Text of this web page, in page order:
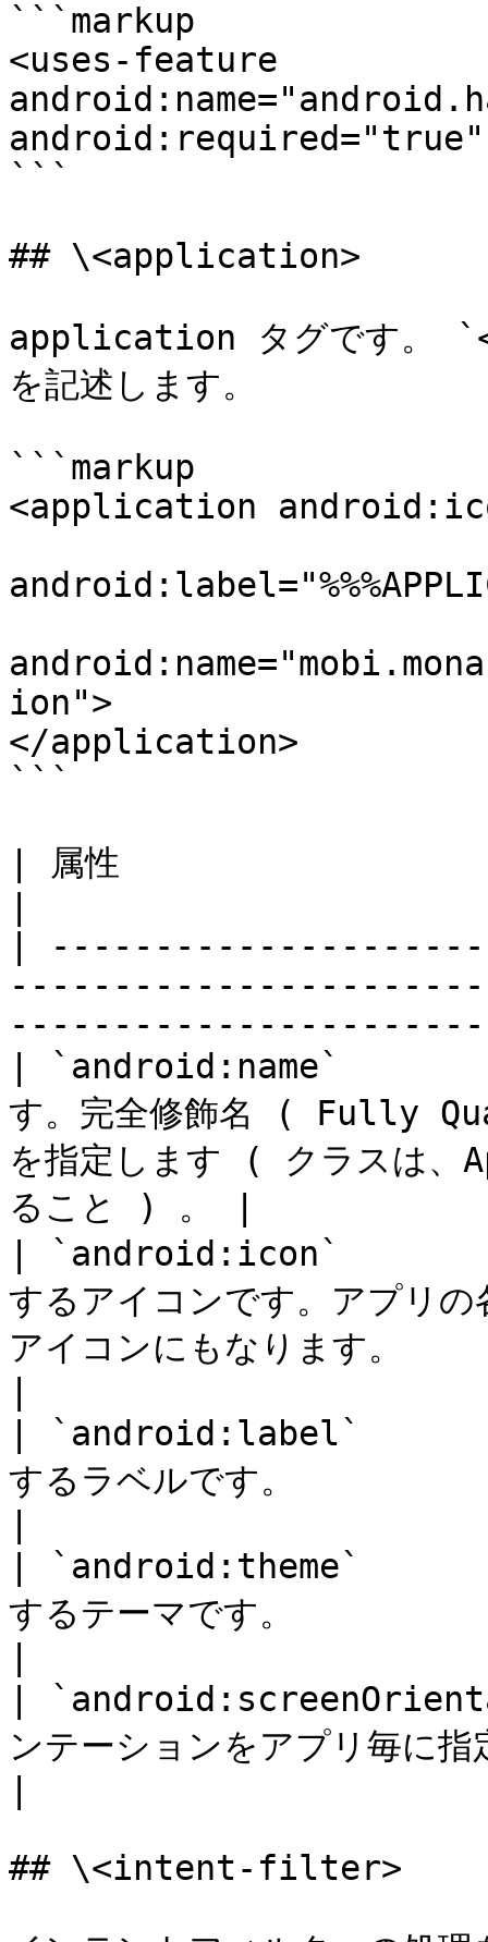
```markup
<uses-feature
```
## \<application>
application タグです。
を記述します。
```markup
<application
ion">
</application>
```
| 属性
|
| `android:name`
す。完全修飾名 ( Fully
を指定します ( クラスは
ること ) 。 |
| `android:icon`
するアイコンです。アプリ
アイコンにもなります。
| `android:label`
するラベルです。
| `android:theme`
するテーマです。
|
ンテーションをアプリ毎に指
## \<intent-filter>